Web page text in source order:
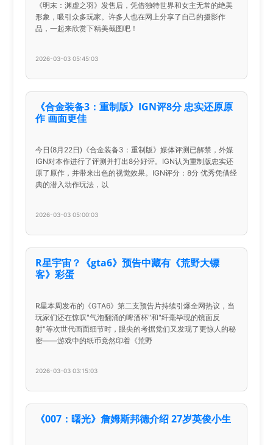
《明末：渊虚之羽》发售后，凭借独特世界和女主无常的绝美
形象，吸引众多玩家。许多人也在网上分享了自己的摄影作
品，一起来欣赏下精美截图吧！
2026-03-03 05:45:03
《合金装备3：重制版》IGN评8分 忠实还原原
作 画面更佳
今日(8月22日)《合金装备3：重制版》媒体评测已解禁，外媒
IGN对本作进行了评测并打出8分好评。IGN认为重制版忠实还
原了原作，并带来出色的视觉效果。IGN评分：8分 优秀凭借经
典的潜入动作玩法，以
2026-03-03 05:00:03
R星宇宙？《gta6》预告中藏有《荒野大镖
客》彩蛋
R星本周发布的《GTA6》第二支预告片持续引爆全网热议，当
玩家们还在惊叹"气泡翻涌的啤酒杯"和"纤毫毕现的镜面反
射"等次世代画面细节时，眼尖的考据党们又发现了更惊人的秘
密——游戏中的纸币竟然印着《荒野
2026-03-03 03:15:03
《007：曙光》詹姆斯邦德介绍 27岁英俊小生